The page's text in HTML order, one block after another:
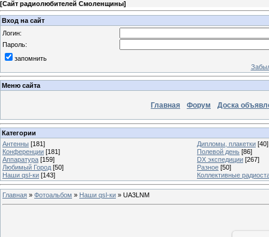
[Сайт радиолюбителей Смоленщины]
Вход на сайт
Логин:
Пароль:
запомнить
Меню сайта
Главная Форум Доска
Категории
Антенны [181] Дипломы, плакетки [40]
Конференции [181] Полевой день [86]
Аппаратура [159] DX экспедиции [267]
Любимый Город [50] Разное [50]
Наши qsl-ки [143] Коллективные
Главная » Фотоальбом » Наши qsl-ки » UA3LNM